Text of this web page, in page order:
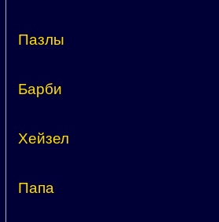
Пазлы
Барби
Хейзел
Папа